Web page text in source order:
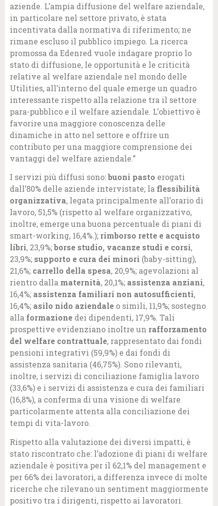
aziende. L’ampia diffusione del welfare aziendale,
in particolare nel settore privato, è stata
incentivata dalla normativa di riferimento; ne
rimane escluso il pubblico impiego. La ricerca
promossa da Edenred vuole indagare proprio lo
stato di diffusione, le opportunità e le criticità
relative al welfare aziendale nel mondo delle
Utilities, all’interno del quale emerge un quadro
interessante rispetto alla relazione tra il settore
para-pubblico e il welfare aziendale. L’obiettivo è
favorire una maggiore conoscenza delle
dinamiche in atto nel settore e offrire un
contributo per una maggiore comprensione dei
vantaggi del welfare aziendale.”
I servizi più diffusi sono:buoni pasto erogati
dall’80% delle aziende intervistate; la flessibilità
organizzativa, legata principalmente all’orario di
lavoro, 51,5% (rispetto al welfare organizzativo,
inoltre, emerge una buona percentuale di piani di
smart-working, 16,4%.); rimborso rette e acquisto
libri, 23,9%;borse studio, vacanze studi e corsi,
23,9%; supporto e cura dei minori (baby-sitting),
21,6%; carrello della spesa, 20,9%; agevolazioni al
rientro dalla maternità, 20,1%; assistenza anziani,
16,4%; assistenza familiari non autosufficienti,
16,4%; asilo nido aziendale o simili, 11,9%; sostegno
alla formazione dei dipendenti, 17,9%. Tali
prospettive evidenziano inoltre un rafforzamento
del welfare contrattuale, rappresentato dai fondi
pensioni integrativi (59,9%) e dai fondi di
assistenza sanitaria (46,75%). Sono rilevanti,
inoltre, i servizi di conciliazione famiglia lavoro
(33,6%) e i servizi di assistenza e cura dei familiari
(16,8%), a conferma di una visione di welfare
particolarmente attenta alla conciliazione dei
tempi di vita-lavoro.
Rispetto alla valutazione dei diversi impatti, è
stato riscontrato che: l’adozione di piani di welfare
aziendale è positiva per il 62,1% del management e
per 66% dei lavoratori, a differenza invece di molte
ricerche che rilevano un sentiment maggiormente
positivo tra i dirigenti, rispetto ai lavoratori.